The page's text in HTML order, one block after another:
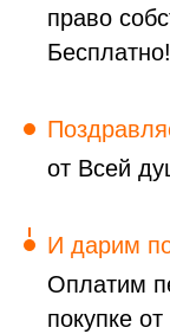
право
Бесплатно!
от Всей
И дарим
Оплатим
покупке